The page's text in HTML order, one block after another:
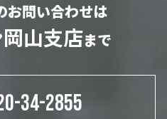
お問い合わせは
山支店まで
34-2855